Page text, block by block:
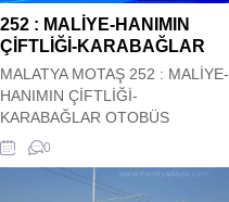
252 : MALİYE-HANIMIN
ÇİFTLİĞİ-KARABAĞLAR
MALATYA MOTAŞ 252 : MALİYE-
HANIMIN ÇİFTLİĞİ-
KARABAĞLAR OTOBÜS
HAREKET SAATLERİ Malatya
Motaş Şehir içi 252 : MALİYE-
HANIMIN ÇİFTLİĞİ-
0